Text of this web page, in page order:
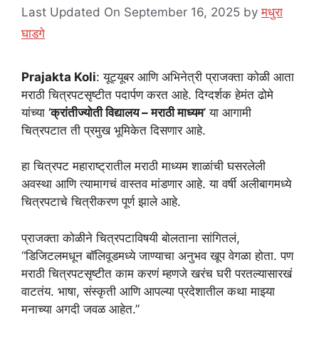
Last Updated On September 16, 2025 byमधुरा
घाडगे
Prajakta Koli: यूट्यूबर आणि अभिनेत्री प्राजक्ता कोळी आता
मराठी चित्रपटसृष्टीत पदार्पण करत आहे. दिग्दर्शक हेमंत ढोमे
यांच्या ‘क्रांतीज्योती विद्यालय – मराठी माध्यम’ या आगामी
चित्रपटात ती प्रमुख भूमिकेत दिसणार आहे.
हा चित्रपट महाराष्ट्रातील मराठी माध्यम शाळांची घसरलेली
अवस्था आणि त्यामागचं वास्तव मांडणार आहे. या वर्षी अलीबागमध्ये
चित्रपटाचे चित्रीकरण पूर्ण झाले आहे.
प्राजक्ता कोळीने चित्रपटाविषयी बोलताना सांगितलं,
“डिजिटलमधून बॉलिवूडमध्ये जाण्याचा अनुभव खूप वेगळा होता. पण
मराठी चित्रपटसृष्टीत काम करणं म्हणजे खरंच घरी परतल्यासारखं
वाटतंय. भाषा, संस्कृती आणि आपल्या प्रदेशातील कथा माझ्या
मनाच्या अगदी जवळ आहेत.”